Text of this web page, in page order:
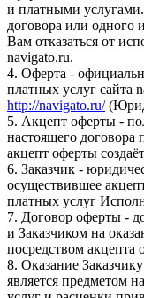
и платными
договора или одного
Вам отказаться от
navigato.ru.
4. Оферта -
платных услуг сайта
http://navigato.ru/
5. Акцепт оферты -
настоящего договора
акцепт оферты
6. Заказчик -
осуществившее
платных услуг
7. Договор оферты -
и Заказчиком на
посредством акцепта
8. Оказание
является предметом